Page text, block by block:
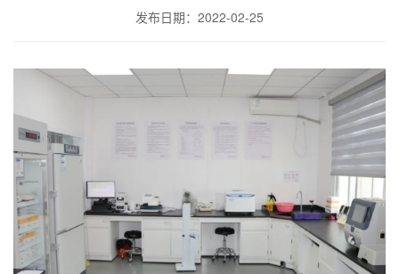
发布日期：2022-02-25